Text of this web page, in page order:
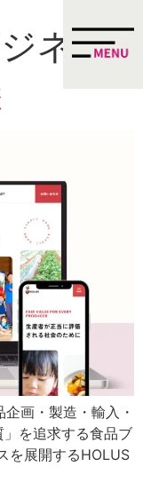
ネス
画・製造・輸入・
を追求する食品ブ
を展開するHOLUS